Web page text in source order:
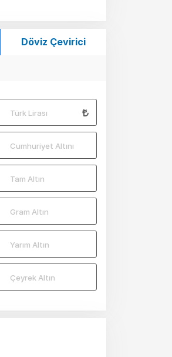
Döviz Çevirici
Türk Lirası
Cumhuriyet Altını
Tam Altın
Gram Altın
Yarım Altın
Çeyrek Altın